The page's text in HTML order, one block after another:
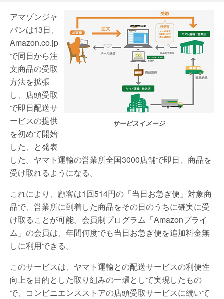
サービスイメージ
アマゾンジャ
パンは13日、
Amazon.co.jp
で同日から注
文商品の受取
方法を拡張
し、店頭受取
で即日配送サ
ービスの提供
を初めて開始
した、と発表
した。ヤマト運輸の営業所全国3000店舗で即日、商品を
受け取れるようになる。
これにより、顧客は1回514円の「当日お急ぎ便」対象商
品で、営業所に到着した商品をその日のうちに確実に受
け取ることが可能。会員制プログラム「Amazonプライ
ム」の会員は、年間何度でも当日お急ぎ便を追加料金無
しに利用できる。
このサービスは、ヤマト運輸との配送サービスの利便性
向上を目的とした取り組みの一環として実現したもの
で、コンビニエンスストアの店頭受取サービスに続いて